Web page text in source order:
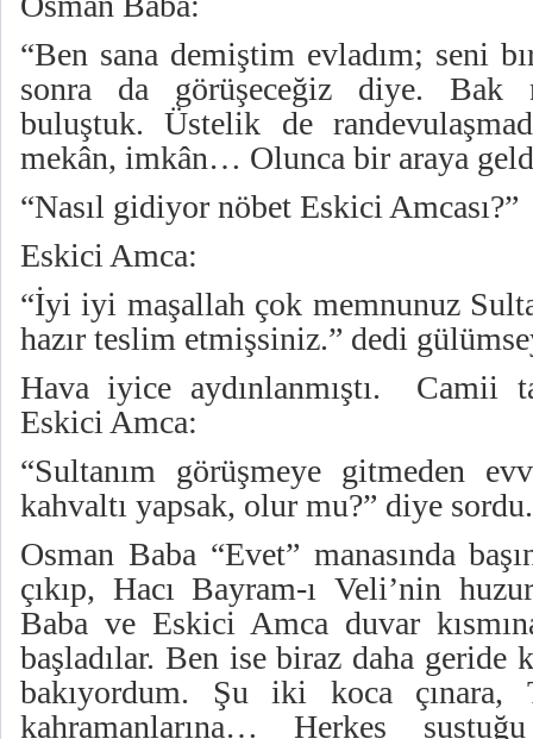
“Ben sana demiştim evladım; seni
sonra da görüşeceğiz diye. Bak
buluştuk. Üstelik de
mekân, imkân… Olunca bir araya
“Nasıl gidiyor nöbet Eskici Amcası?”
Eskici Amca:
“İyi iyi maşallah çok memnunuz
hazır teslim etmişsiniz.” dedi
Hava iyice aydınlanmıştı. Camii
Eskici Amca:
“Sultanım görüşmeye gitmeden
kahvaltı yapsak, olur mu?” diye sordu.
Osman Baba “Evet” manasında
çıkıp, Hacı Bayram-ı Veli’nin
Baba ve Eskici Amca duvar
başladılar. Ben ise biraz daha geride
bakıyordum. Şu iki koca çınara,
kahramanlarına… Herkes